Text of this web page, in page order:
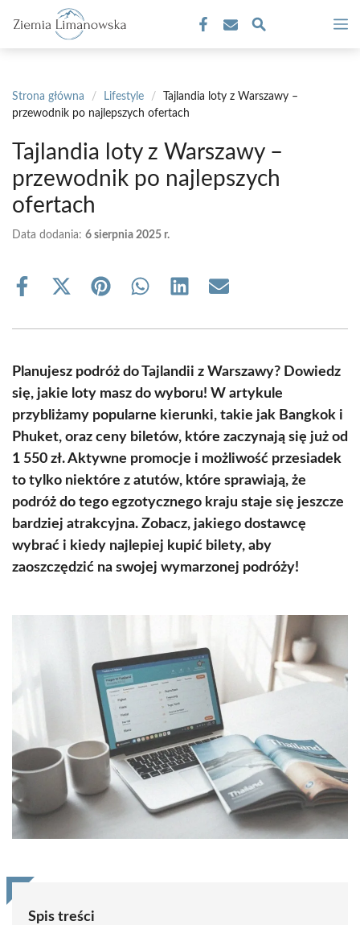
treści
Strona główna / Lifestyle /
Tajlandia loty z Warszawy –
przewodnik po najlepszych ofertach
Tajlandia loty z Warszawy –
przewodnik po najlepszych
ofertach
Data dodania: 6 sierpnia 2025 r.
Share
Share
(Twitter)
Share Share Share Share
Planujesz podróż do Tajlandii z Warszawy? Dowiedz
się, jakie loty masz do wyboru! W artykule
przybliżamy popularne kierunki, takie jak Bangkok i
Phuket, oraz ceny biletów, które zaczynają się już od
1 550 zł. Aktywne promocje i możliwość przesiadek
to tylko niektóre z atutów, które sprawiają, że
podróż do tego egzotycznego kraju staje się jeszcze
bardziej atrakcyjna. Zobacz, jakiego dostawcę
wybrać i kiedy najlepiej kupić bilety, aby
zaoszczędzić na swojej wymarzonej podróży!
Spis treści